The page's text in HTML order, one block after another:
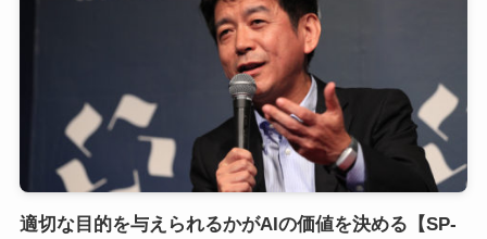
適切な目的を与えられるかがAIの価値を決める【SP-